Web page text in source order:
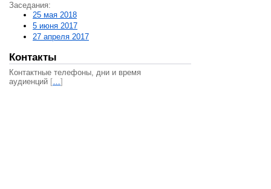
Заседания:
25 мая 2018
5 июня 2017
27 апреля 2017
Контакты
Контактные телефоны, дни и время
аудиенций […]